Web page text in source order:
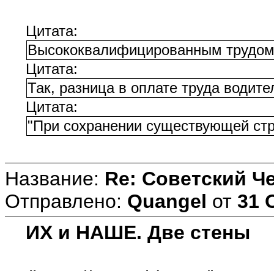
Цитата:
Высококвалифицированным
Цитата:
Так, разница в оплате труда
Цитата:
"При сохранении существующей
Название: Re: Советский
Отправлено: Quangel от 31
ИХ и НАШЕ. Две стены